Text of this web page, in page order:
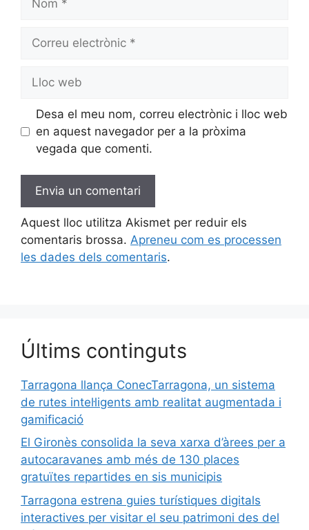
electrònic
web
Desa el meu nom, correu electrònic i lloc web
en aquest navegador per a la pròxima
vegada que comenti.
Aquest lloc utilitza Akismet per reduir els
comentaris brossa. Apreneu com es processen
les dades dels comentaris.
Últims continguts
Tarragona llança ConecTarragona, un sistema
de rutes intel·ligents amb realitat augmentada i
gamificació
El Gironès consolida la seva xarxa d’àrees per a
autocaravanes amb més de 130 places
gratuïtes repartides en sis municipis
Tarragona estrena guies turístiques digitals
interactives per visitar el seu patrimoni des del